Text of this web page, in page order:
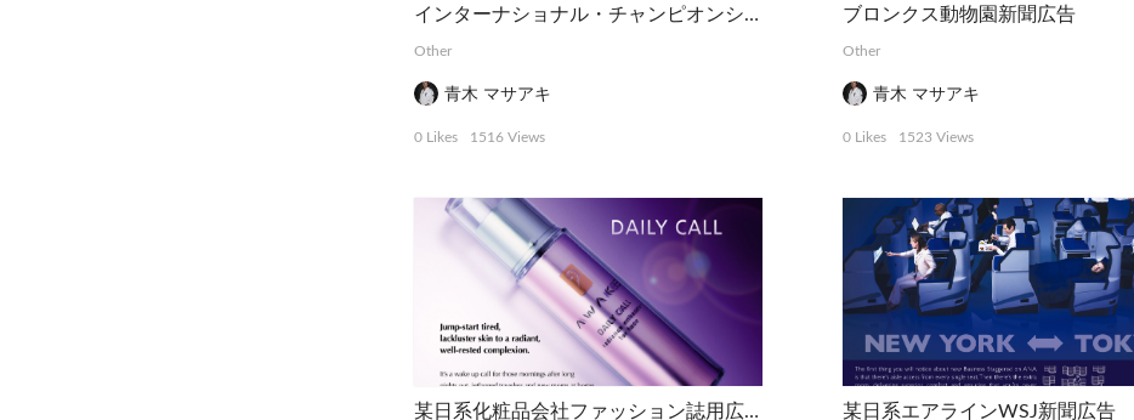
インターナショナル・チャンピオンシップ・カップのポスター
Other
青木 マサアキ
0 Likes 1516 Views
ブロンクス動物園新聞広告
Other
青木 マサアキ
0 Likes 1523 Views
某日系化粧品会社ファッション誌用広告 某日系エアラインWSJ新聞広告